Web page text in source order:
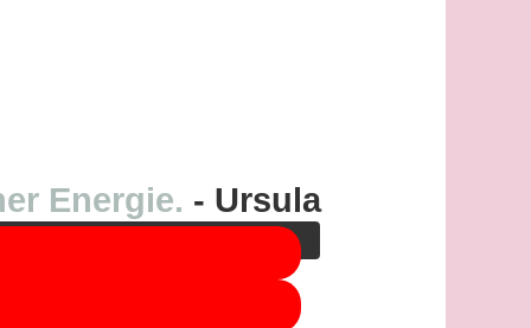
auf die Schaltfläche unten. Bitte
Energie. - Ursula